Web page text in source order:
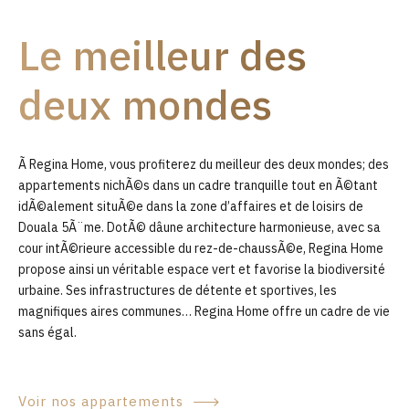
0
Le meilleur des
deux mondes
Ã Regina Home, vous profiterez du meilleur des deux mondes; des
appartements nichÃ©s dans un cadre tranquille tout en Ã©tant
idÃ©alement situÃ©e dans la zone d’affaires et de loisirs de
Douala 5Ã¨me. DotÃ© dâune architecture harmonieuse, avec sa
cour intÃ©rieure accessible du rez-de-chaussÃ©e, Regina Home
propose ainsi un véritable espace vert et favorise la biodiversité
urbaine. Ses infrastructures de détente et sportives, les
magnifiques aires communes… Regina Home offre un cadre de vie
sans égal.
Voir nos appartements